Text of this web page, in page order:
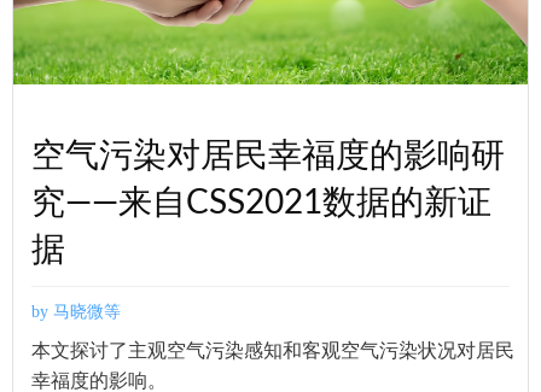
空气污染对居民幸福度的影响研
究——来自CSS2021数据的新证
据
by 马晓微等
本文探讨了主观空气污染感知和客观空气污染状况对居民
幸福度的影响。